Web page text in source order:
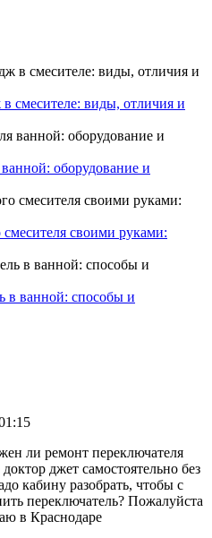
смесителе: виды, отличия и
оборудование и
своими руками:
в ванной: способы и
ли ремонт переключателя
джет самостоятельно без
кабину разобрать, чтобы с
переключатель? Пожалуйста
в Краснодаре